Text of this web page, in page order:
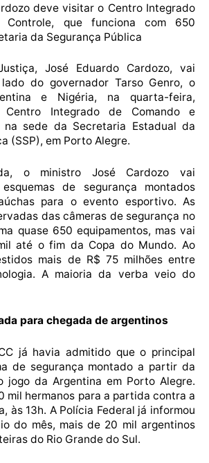
deve visitar o Centro Integrado
Controle, que funciona com 650
da Segurança Pública
José Eduardo Cardozo, vai
lado do governador Tarso Genro, o
e Nigéria, na quarta-feira,
Centro Integrado de Comando e
na sede da Secretaria Estadual da
(SSP), em Porto Alegre.
o ministro José Cardozo vai
de segurança montados
para o evento esportivo. As
das câmeras de segurança no
quase 650 equipamentos, mas vai
até o fim da Copa do Mundo. Ao
mais de R$ 75 milhões entre
A maioria da verba veio do
para chegada de argentinos
já havia admitido que o principal
de segurança montado a partir da
jogo da Argentina em Porto Alegre.
mil hermanos para a partida contra a
às 13h. A Polícia Federal já informou
do mês, mais de 20 mil argentinos
do Rio Grande do Sul.